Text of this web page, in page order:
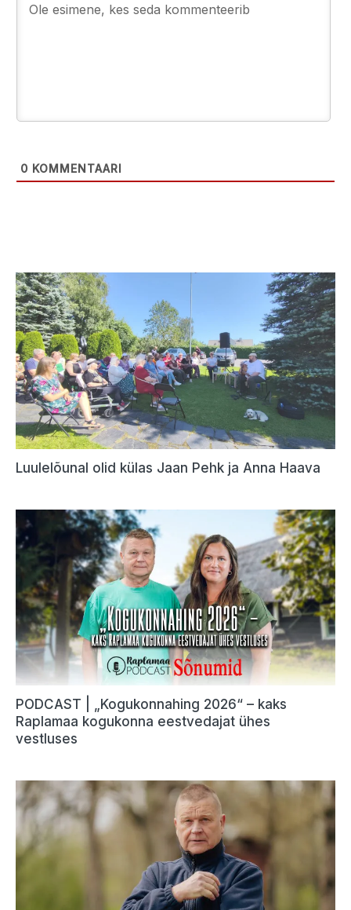
0 KOMMENTAARI
Luulelõunal olid külas Jaan Pehk ja Anna Haava
PODCAST | „Kogukonnahing 2026“ – kaks
Raplamaa kogukonna eestvedajat ühes
vestluses